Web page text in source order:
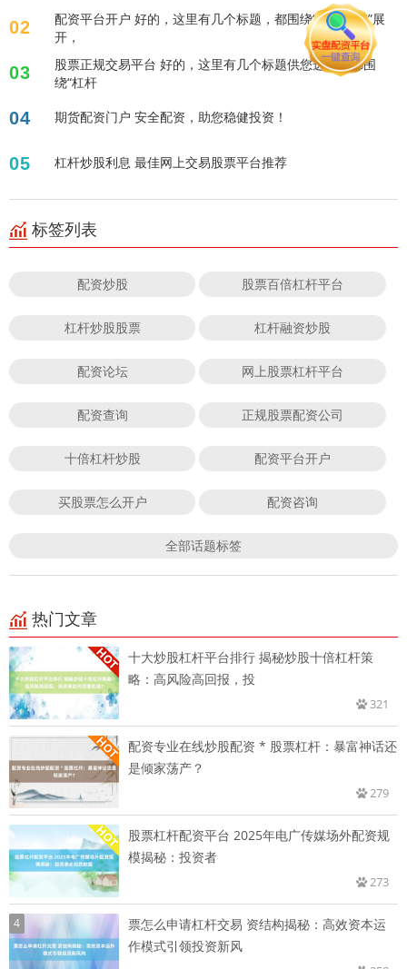
02
配资平台开户 好的，这里有几个标题，都围绕“证券配资”展
开，
03
股票正规交易平台 好的，这里有几个标题供您选择，都围
绕“杠杆
04 期货配资门户 安全配资，助您稳健投资！
05 杠杆炒股利息 最佳网上交易股票平台推荐
标签列表
配资炒股 股票百倍杠杆平台
杠杆炒股股票 杠杆融资炒股
配资论坛 网上股票杠杆平台
配资查询 正规股票配资公司
十倍杠杆炒股 配资平台开户
买股票怎么开户 配资咨询
全部话题标签
热门文章
十大炒股杠杆平台排行 揭秘炒股十倍杠杆策
略：高风险高回报，投
321
配资专业在线炒股配资 * 股票杠杆：暴富神话还
是倾家荡产？
279
股票杠杆配资平台 2025年电广传媒场外配资规
模揭秘：投资者
273
4
票怎么申请杠杆交易 资结构揭秘：高效资本运
作模式引领投资新风